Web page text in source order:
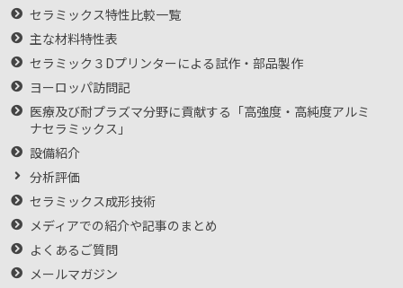
セラミックス特性比較一覧
主な材料特性表
セラミック３Dプリンターによる試作・部品製作
ヨーロッパ訪問記
医療及び耐プラズマ分野に貢献する「高強度・高純度アルミ
ナセラミックス」
設備紹介
分析評価
セラミックス成形技術
メディアでの紹介や記事のまとめ
よくあるご質問
メールマガジン